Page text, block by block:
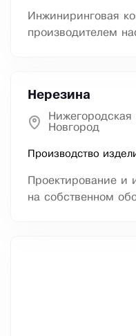
Инжиниринговая
производителем
Нерезина
Новгород
Производство
Проектирование и
на собственном